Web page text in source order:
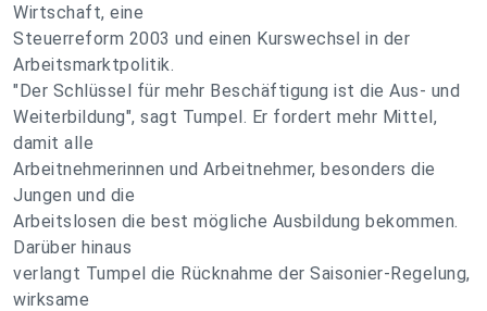
Wirtschaft, eine
Steuerreform 2003 und einen Kurswechsel in der
Arbeitsmarktpolitik.
"Der Schlüssel für mehr Beschäftigung ist die Aus- und
Weiterbildung", sagt Tumpel. Er fordert mehr Mittel,
damit alle
Arbeitnehmerinnen und Arbeitnehmer, besonders die
Jungen und die
Arbeitslosen die best mögliche Ausbildung bekommen.
Darüber hinaus
verlangt Tumpel die Rücknahme der Saisonier-Regelung,
wirksame